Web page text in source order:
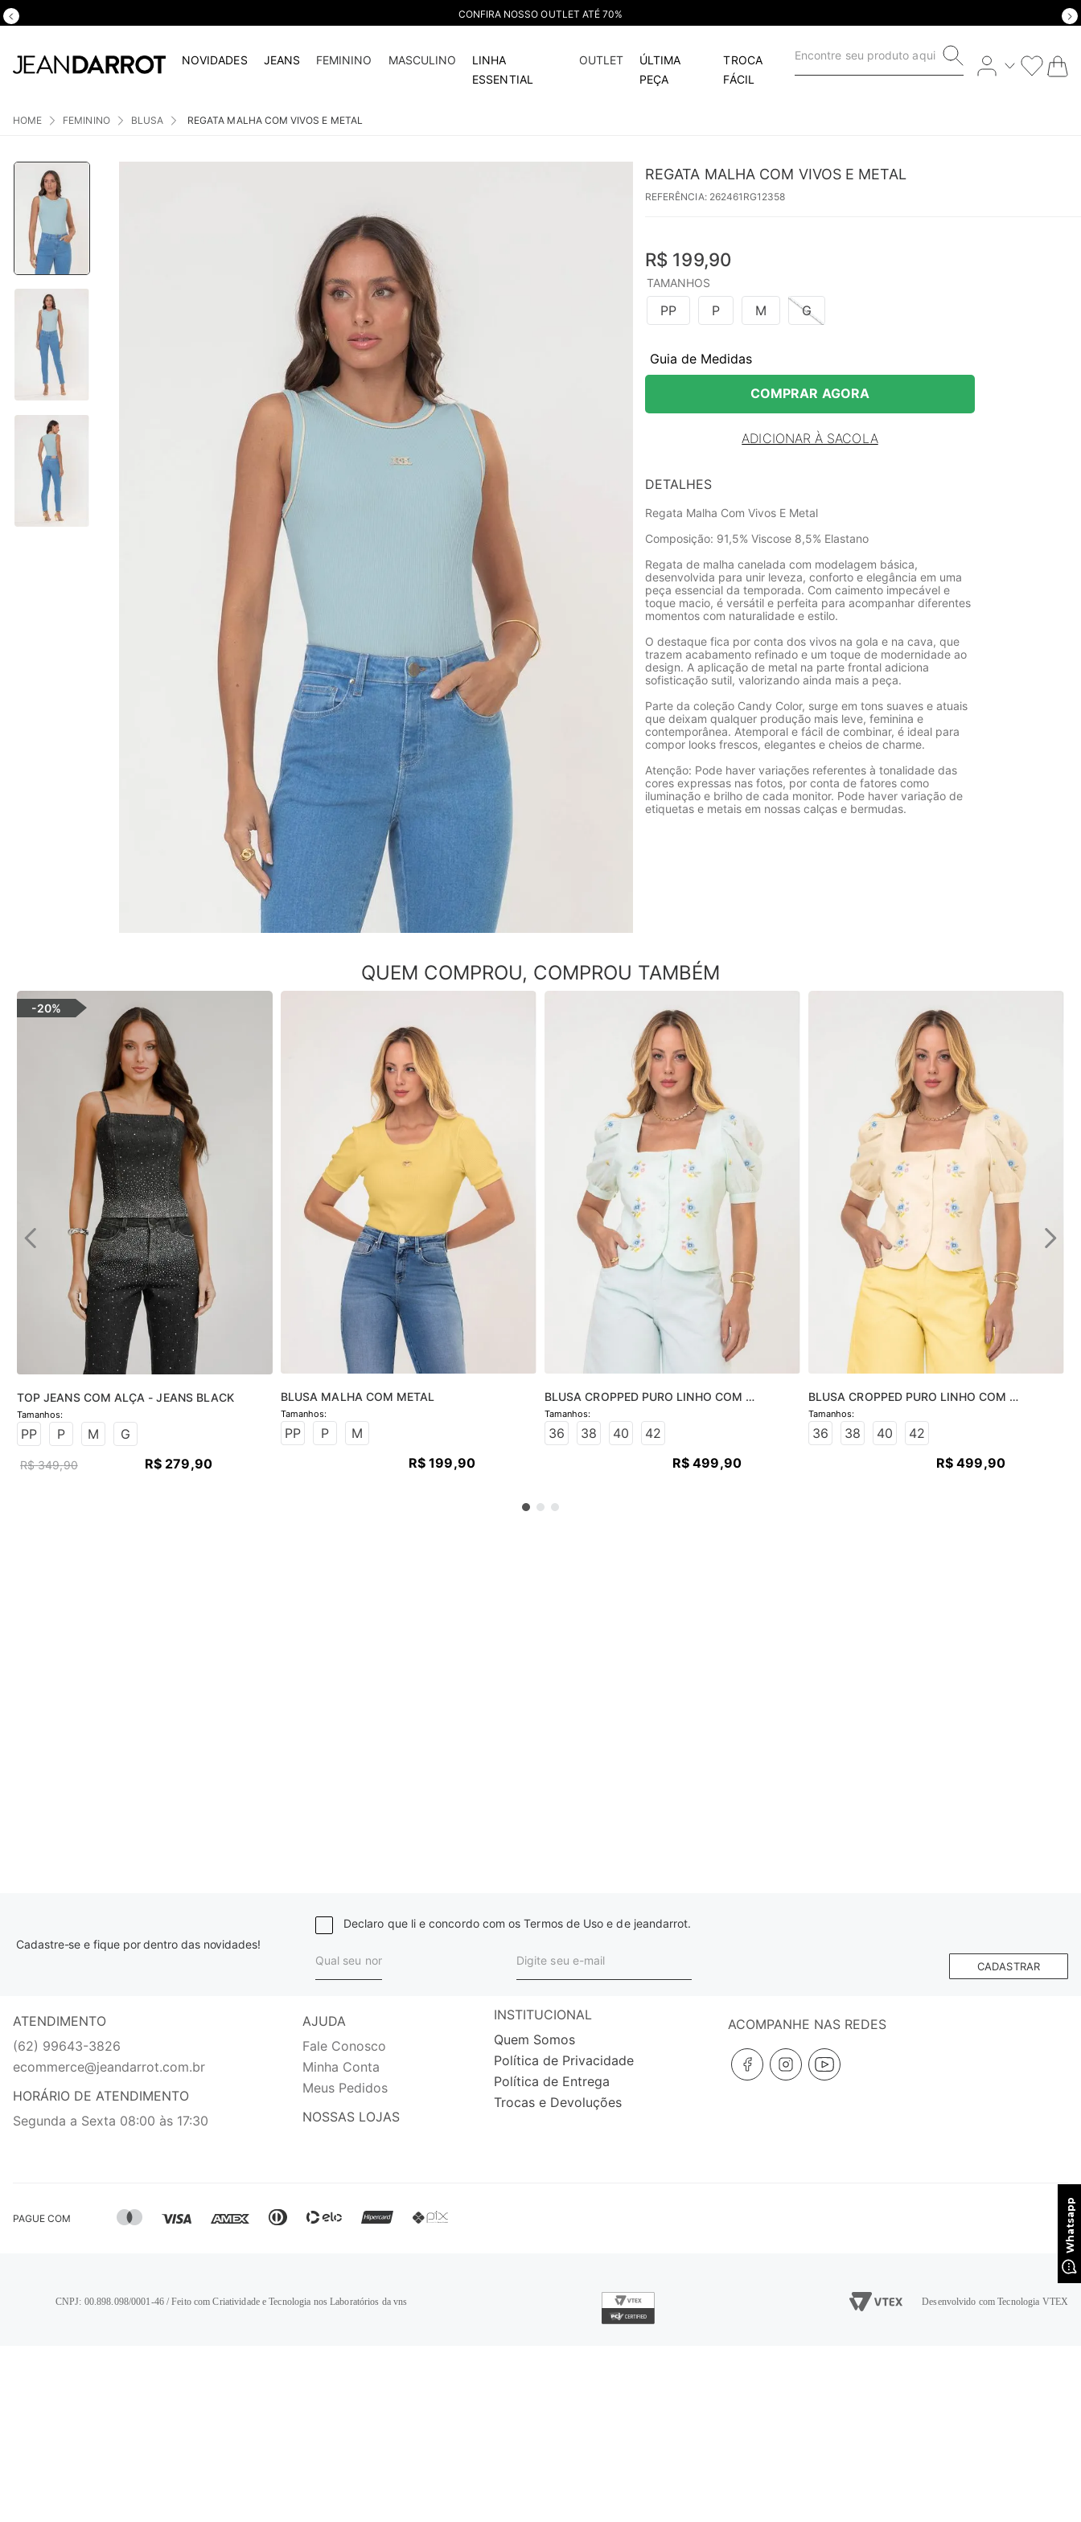
ATÉ 5X S/ JUROS NO CARTÃO DE CRÉDITO
NOVIDADES JEANS FEMININO MASCULINO
LINHA
ESSENTIAL
OUTLET
ÚLTIMA
PEÇA
TROCA
FÁCIL
Encontre seu produto aqui
FEMININO BLUSA REGATA MALHA COM VIVOS E METAL
REGATA MALHA COM VIVOS E METAL
REFERÊNCIA: 262461RG12358
R$ 199,90
TAMANHOS
PP P M G
Guia de Medidas
COMPRAR AGORA
ADICIONAR À SACOLA
DETALHES
Regata Malha Com Vivos E Metal
Composição: 91,5% Viscose 8,5% Elastano
Regata de malha canelada com modelagem básica,
desenvolvida para unir leveza, conforto e elegância em uma
peça essencial da temporada. Com caimento impecável e
toque macio, é versátil e perfeita para acompanhar diferentes
momentos com naturalidade e estilo.
O destaque fica por conta dos vivos na gola e na cava, que
trazem acabamento refinado e um toque de modernidade ao
design. A aplicação de metal na parte frontal adiciona
sofisticação sutil, valorizando ainda mais a peça.
Parte da coleção Candy Color, surge em tons suaves e atuais
que deixam qualquer produção mais leve, feminina e
contemporânea. Atemporal e fácil de combinar, é ideal para
compor looks frescos, elegantes e cheios de charme.
Atenção: Pode haver variações referentes à tonalidade das
cores expressas nas fotos, por conta de fatores como
iluminação e brilho de cada monitor. Pode haver variação de
etiquetas e metais em nossas calças e bermudas.
QUEM COMPROU, COMPROU TAMBÉM
-20%
TOP JEANS COM ALÇA - JEANS BLACK
PP P M G
R$ 349,90 R$ 279,90
BLUSA MALHA COM METAL
PP P
M
R$ 199,90
BLUSA CROPPED PURO LINHO COM
BORDADO
36 38 40
42
R$ 499,90
BLUSA CROPPED PURO LINHO COM
BORDADO
36 38 40
42
R$ 499,90
Cadastre-se e fique por dentro das novidades!
Declaro que li e concordo com os Termos de Uso e de jeandarrot.
CADASTRAR
ATENDIMENTO
(62) 99643-3826
ecommerce@jeandarrot.com.br
HORÁRIO DE ATENDIMENTO
Segunda a Sexta 08:00 às 17:30
AJUDA
Fale Conosco
Minha Conta
Meus Pedidos
NOSSAS LOJAS
INSTITUCIONAL
Quem Somos
Política de Privacidade
Política de Entrega
Trocas e Devoluções
ACOMPANHE NAS REDES
PAGUE COM
CNPJ: 00.898.098/0001-46 / Feito com Criatividade e Tecnologia nos Laboratórios da vns Desenvolvido com Tecnologia VTEX